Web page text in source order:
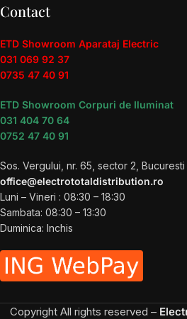
Contact
ETD Showroom Aparataj Electric
031 069 92 37
0735 47 40 91
ETD Showroom Corpuri de Iluminat
031 404 70 64
0752 47 40 91
Sos. Vergului, nr. 65, sector 2, Bucuresti
office@electrototaldistribution.ro
Luni – Vineri : 08:30 – 18:30
Sambata: 08:30 – 13:30
Duminica: Inchis
Copyright All rights reserved –